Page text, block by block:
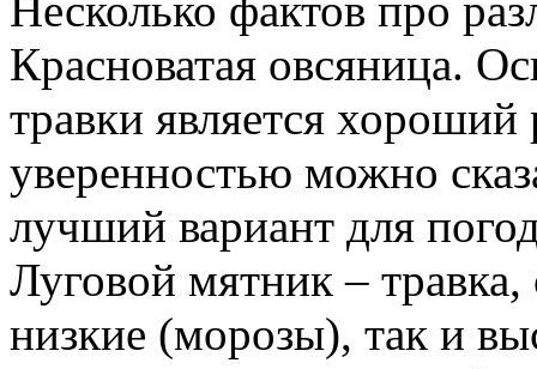
Красноватая овсяница.
травки является
уверенностью можно
лучший вариант для
Луговой мятник –
низкие (морозы), так и